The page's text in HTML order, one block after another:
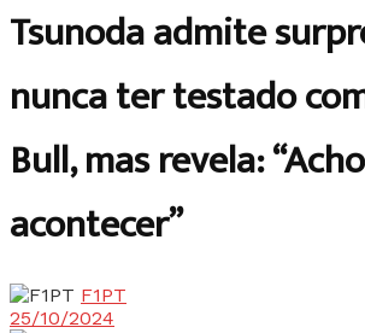
Tsunoda admite
nunca ter testado
Bull, mas revela:
acontecer”
F1PT
25/10/2024